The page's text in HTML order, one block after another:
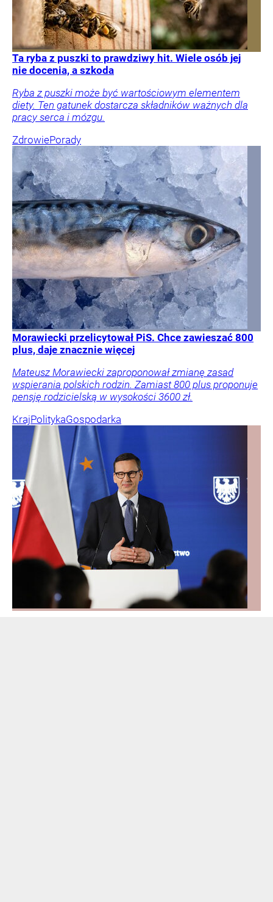
Ta ryba z puszki to prawdziwy hit. Wiele osób jej
nie docenia, a szkoda
Ryba z puszki może być wartościowym elementem
diety. Ten gatunek dostarcza składników ważnych dla
pracy serca i mózgu.
ZdrowiePorady
Morawiecki przelicytował PiS. Chce zawieszać 800
plus, daje znacznie więcej
Mateusz Morawiecki zaproponował zmianę zasad
wspierania polskich rodzin. Zamiast 800 plus proponuje
pensję rodzicielską w wysokości 3600 zł.
KrajPolitykaGospodarka